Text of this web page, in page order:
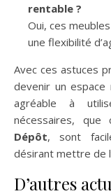
rentable ?
Oui, ces
une flexibilité
Avec ces astuces
devenir un espace
agréable à
nécessaires,
Dépôt, sont
désirant mettre de
D’autres